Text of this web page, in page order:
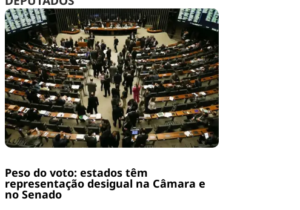
Peso do voto: estados têm
representação desigual na Câmara e
no Senado